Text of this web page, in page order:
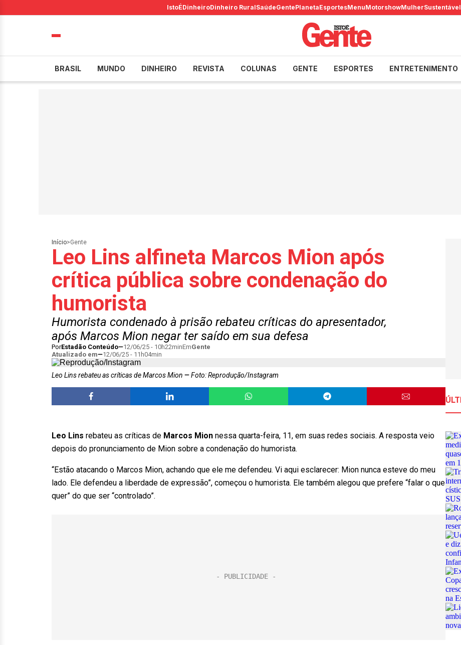
IstoÉDinheiroDinheiro RuralSaúdeGentePlanetaEsportesMenuMotorshowMulherSustentável
BRASIL MUNDO DINHEIRO REVISTA COLUNAS GENTE ESPORTES ENTRETENIMENTO
Início>Gente
Leo Lins alfineta Marcos Mion após
crítica pública sobre condenação do
humorista
Humorista condenado à prisão rebateu críticas do apresentador,
após Marcos Mion negar ter saído em sua defesa
PorEstadão Conteúdo 12/06/25 - 10h22minEmGente
Atualizado em
12/06/25 - 11h04min
Leo Lins rebateu as críticas de Marcos Mion Foto: Reprodução/Instagram
Leo Lins rebateu as críticas de Marcos Mion nessa quarta-feira, 11, em suas redes sociais. A resposta veio
depois do pronunciamento de Mion sobre a condenação do humorista.
“Estão atacando o Marcos Mion, achando que ele me defendeu. Vi aqui esclarecer: Mion nunca esteve do meu
lado. Ele defendeu a liberdade de expressão”, começou o humorista. Ele também alegou que prefere “falar o que
quer” do que ser “controlado”.